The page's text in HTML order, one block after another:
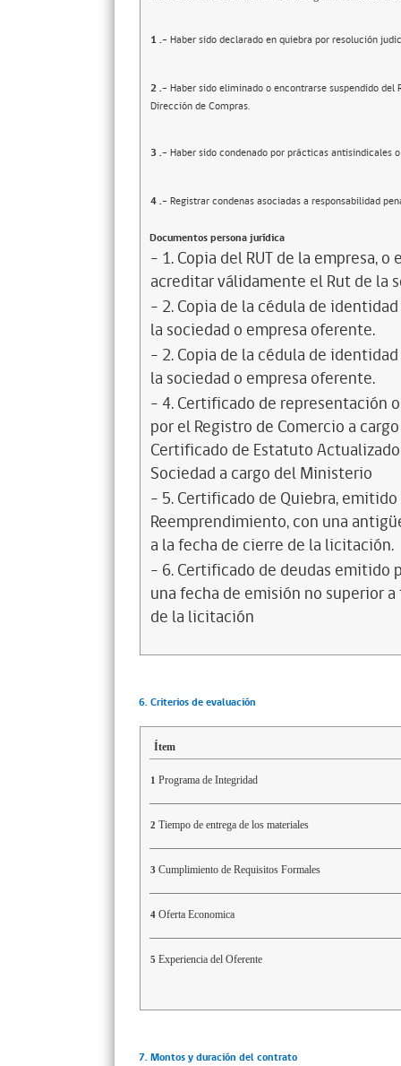
1.- Haber sido declarado en quiebra por resolución
2.- Haber sido eliminado o encontrarse suspendido
Dirección de Compras.
3 .- Haber sido condenado por prácticas antisindicales
4.- Registrar condenas asociadas a responsabilidad
Documentos persona jurídica
- 1. Copia del RUT de la empresa,
acreditar válidamente el Rut de la
- 2. Copia de la cédula de
la sociedad o empresa oferente.
- 2. Copia de la cédula de
la sociedad o empresa oferente.
- 4. Certificado de representación
por el Registro de Comercio a
Certificado de Estatuto
Sociedad a cargo del Ministerio
- 5. Certificado de Quiebra,
Reemprendimiento, con una
a la fecha de cierre de la licitación.
- 6. Certificado de deudas emitido
una fecha de emisión no superior
de la licitación
6. Criterios de evaluación
Ítem
1 Programa de Integridad
2 Tiempo de entrega de los materiales
3 Cumplimiento de Requisitos Formales
4 Oferta Economica
5 Experiencia del Oferente
7. Montos y duración del contrato